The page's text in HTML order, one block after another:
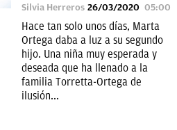
Silvia Herreros 26/03/2020 05:00
Hace tan solo unos días, Marta
Ortega daba a luz a su segundo
hijo. Una niña muy esperada y
deseada que ha llenado a la
familia Torretta-Ortega de
ilusión...